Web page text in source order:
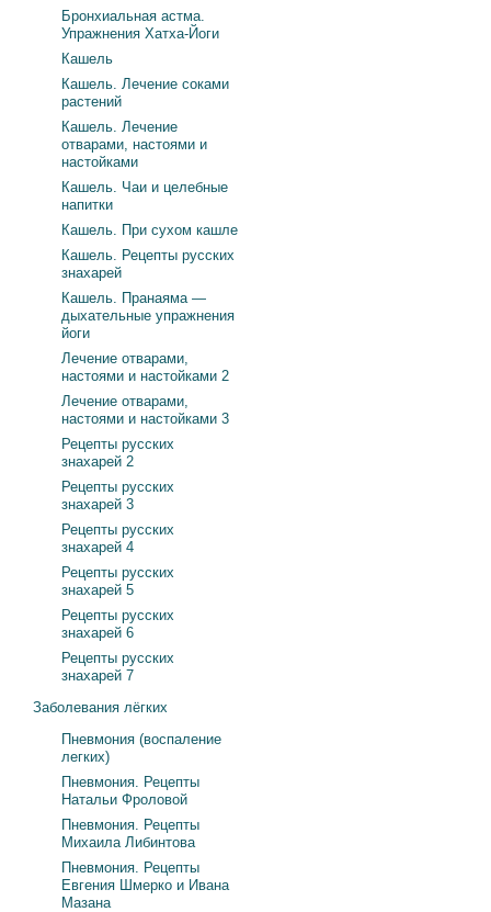
Бронхиальная астма.
Упражнения Хатха-Йоги
Кашель
Кашель. Лечение соками
растений
Кашель. Лечение
отварами, настоями и
настойками
Кашель. Чаи и целебные
напитки
Кашель. При сухом кашле
Кашель. Рецепты русских
знахарей
Кашель. Пранаяма —
дыхательные упражнения
йоги
Лечение отварами,
настоями и настойками 2
Лечение отварами,
настоями и настойками 3
Рецепты русских
знахарей 2
Рецепты русских
знахарей 3
Рецепты русских
знахарей 4
Рецепты русских
знахарей 5
Рецепты русских
знахарей 6
Рецепты русских
знахарей 7
Заболевания лёгких
Пневмония (воспаление
легких)
Пневмония. Рецепты
Натальи Фроловой
Пневмония. Рецепты
Михаила Либинтова
Пневмония. Рецепты
Евгения Шмерко и Ивана
Мазана